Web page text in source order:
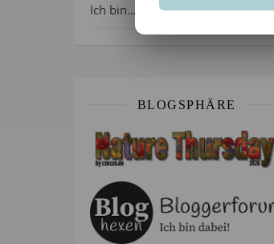
Ich bin…
BLOGSPHÄRE